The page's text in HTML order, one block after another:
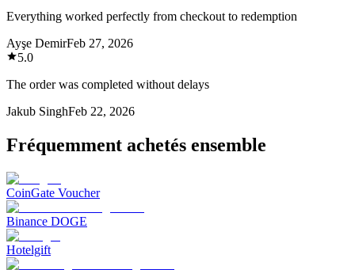
Everything worked perfectly from checkout to redemption
Ayşe DemirFeb 27, 2026
5.0
The order was completed without delays
Jakub SinghFeb 22, 2026
Fréquemment achetés ensemble
CoinGate Voucher
Binance DOGE
Hotelgift